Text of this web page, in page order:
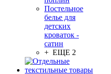
Постельное
белье для
детских
кроваток -
сатин
+ ЕЩЕ 2